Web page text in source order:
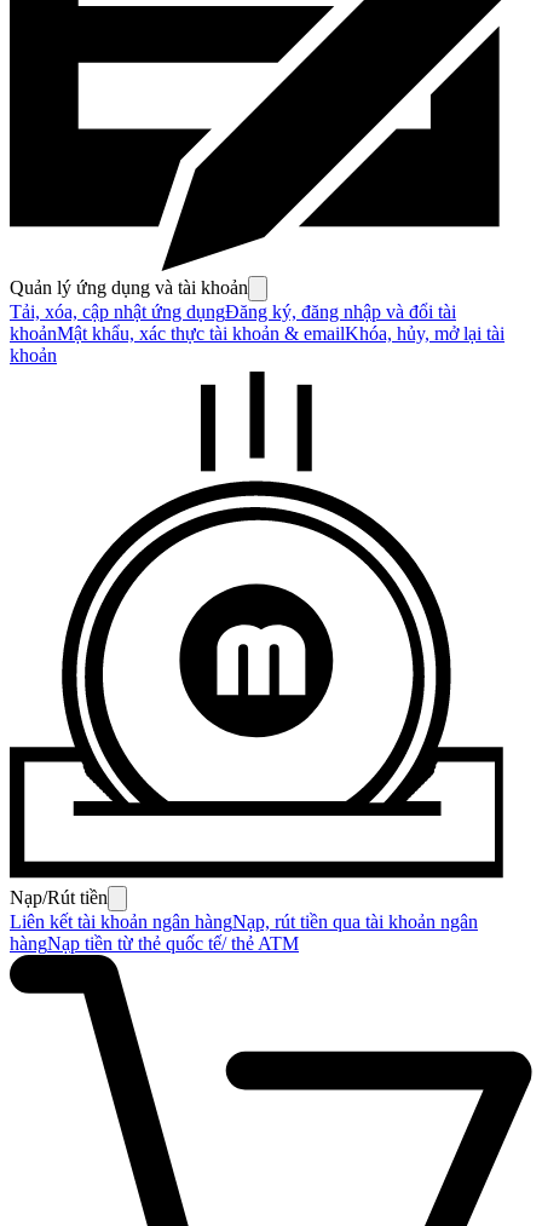
Quản lý ứng dụng và tài khoản
Tải, xóa, cập nhật ứng dụngĐăng ký, đăng nhập và đổi tài
khoảnMật khẩu, xác thực tài khoản & emailKhóa, hủy, mở lại tài
khoản
Nạp/Rút tiền
Liên kết tài khoản ngân hàngNạp, rút tiền qua tài khoản ngân
hàngNạp tiền từ thẻ quốc tế/ thẻ ATM